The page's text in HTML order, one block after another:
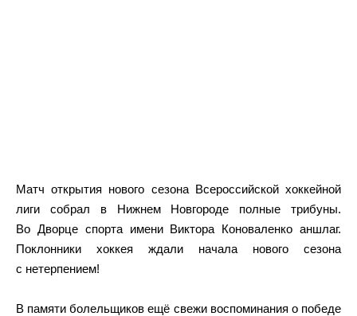
Матч открытия нового сезона Всероссийской хоккейной
лиги собрал в Нижнем Новгороде полные трибуны.
Во Дворце спорта имени Виктора Коноваленко аншлаг.
Поклонники хоккея ждали начала нового сезона
с нетерпением!
В памяти болельщиков ещё свежи воспоминания о победе